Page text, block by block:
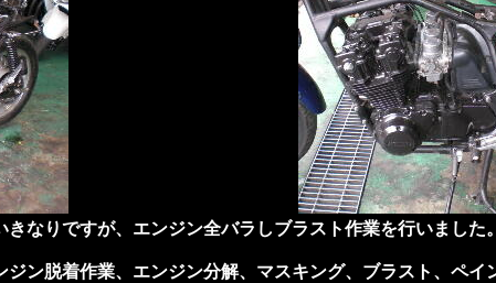
きなりですが、エンジン全バラしブラスト作業を行いました。
ジン脱着作業、エンジン分解、マスキング、ブラスト、ペイ